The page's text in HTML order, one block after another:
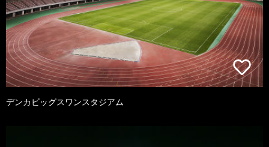
デンカビッグスワンスタジアム